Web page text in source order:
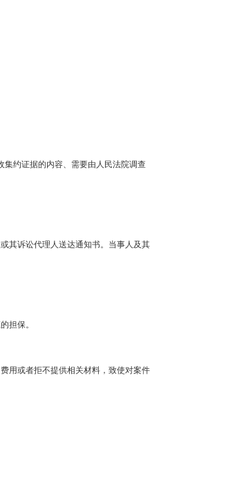
约证据的内容、需要由人民法院调查
其诉讼代理人送达通知书。当事人及其
担保。
用或者拒不提供相关材料，致使对案件